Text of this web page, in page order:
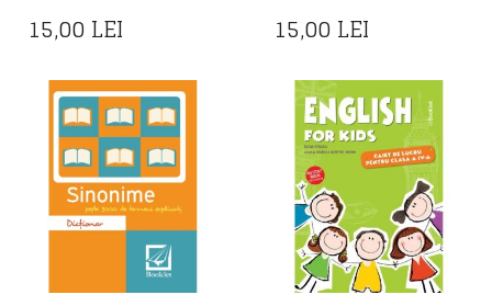
15,00 LEI 15,00 LEI